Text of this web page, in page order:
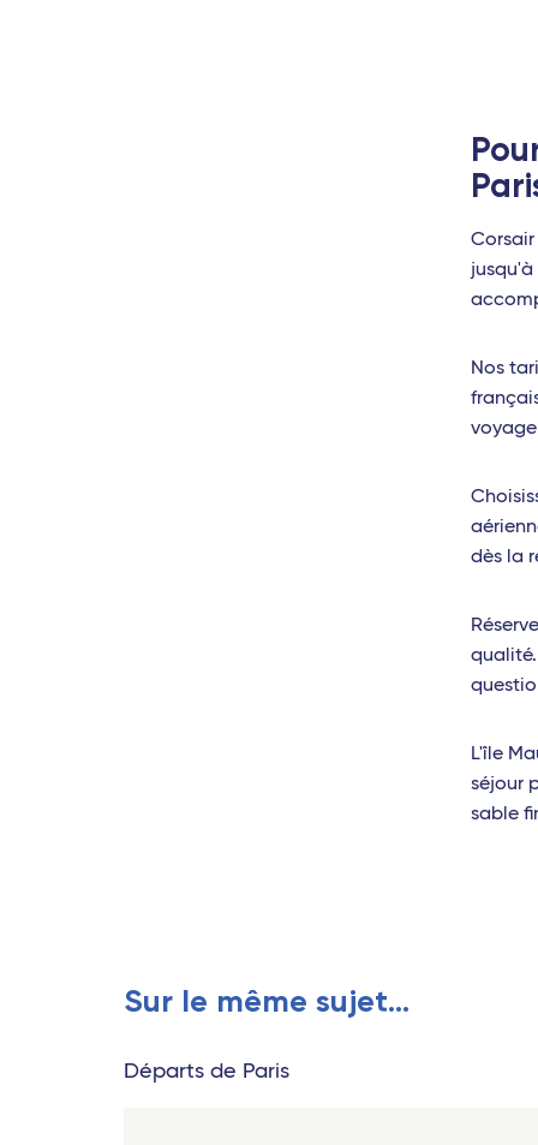
Nos
dès la
L'île
séjour
sable
Sur le même sujet...
Départs de Paris